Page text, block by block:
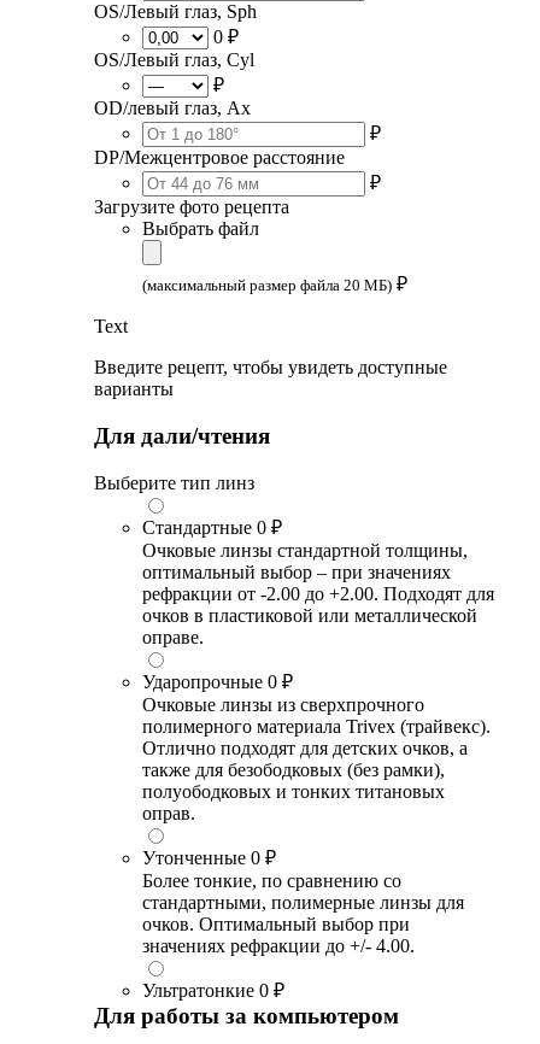
OS/Левый глаз, Sph
0 ₽
OS/Левый глаз, Cyl
₽
OD/левый глаз, Ax
₽
DP/Межцентровое расстояние
₽
Загрузите фото рецепта
Выбрать файл
(максимальный размер файла 20 МБ) ₽
Text
Введите рецепт, чтобы увидеть доступные
варианты
Для дали/чтения
Выберите тип линз
Стандартные 0 ₽
Очковые линзы стандартной толщины,
оптимальный выбор – при значениях
рефракции от -2.00 до +2.00. Подходят для
очков в пластиковой или металлической
оправе.
Ударопрочные 0 ₽
Очковые линзы из сверхпрочного
полимерного материала Trivex (трайвекс).
Отлично подходят для детских очков, а
также для безободковых (без рамки),
полуободковых и тонких титановых
оправ.
Утонченные 0 ₽
Более тонкие, по сравнению со
стандартными, полимерные линзы для
очков. Оптимальный выбор при
значениях рефракции до +/- 4.00.
Ультратонкие 0 ₽
Для работы за компьютером